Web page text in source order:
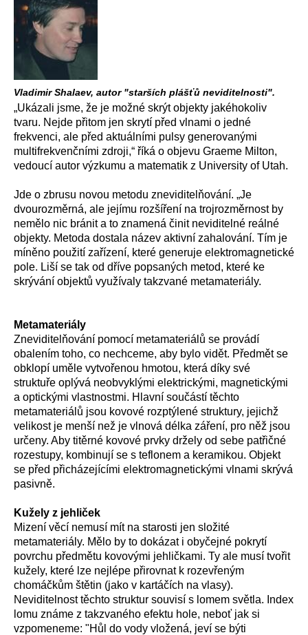
Vladimir Shalaev, autor "starších plášťů neviditelnosti".
„Ukázali jsme, že je možné skrýt objekty jakéhokoliv
tvaru. Nejde přitom jen skrytí před vlnami o jedné
frekvenci, ale před aktuálními pulsy generovanými
multifrekvenčními zdroji,“ říká o objevu Graeme Milton,
vedoucí autor výzkumu a matematik z University of Utah.
Jde o zbrusu novou metodu zneviditelňování. „Je
dvourozměrná, ale jejímu rozšíření na trojrozměrnost by
nemělo nic bránit a to znamená činit neviditelné reálné
objekty. Metoda dostala název aktivní zahalování. Tím je
míněno použití zařízení, které generuje elektromagnetické
pole. Liší se tak od dříve popsaných metod, které ke
skrývání objektů využívaly takzvané metamateriály.
Metamateriály
Zneviditelňování pomocí metamateriálů se provádí
obalením toho, co nechceme, aby bylo vidět. Předmět se
obklopí uměle vytvořenou hmotou, která díky své
struktuře oplývá neobvyklými elektrickými, magnetickými
a optickými vlastnostmi. Hlavní součástí těchto
metamateriálů jsou kovové rozptýlené struktury, jejichž
velikost je menší než je vlnová délka záření, pro něž jsou
určeny. Aby titěrné kovové prvky držely od sebe patřičné
rozestupy, kombinují se s teflonem a keramikou. Objekt
se před přicházejícími elektromagnetickými vlnami skrývá
pasivně.
Kužely z jehliček
Mizení věcí nemusí mít na starosti jen složité
metamateriály. Mělo by to dokázat i obyčejné pokrytí
povrchu předmětu kovovými jehličkami. Ty ale musí tvořit
kužely, které lze nejlépe přirovnat k rozevřeným
chomáčkům štětin (jako v kartáčích na vlasy).
Neviditelnost těchto struktur souvisí s lomem světla. Index
lomu známe z takzvaného efektu hole, neboť jak si
vzpomeneme: "Hůl do vody vložená, jeví se býti